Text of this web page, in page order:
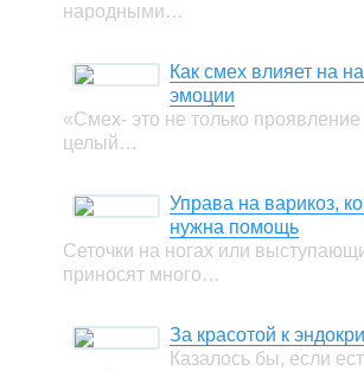
народными…
Как смех влияет на
эмоции
«Смех- это не только
целый…
Управа на варикоз,
нужна помощь
Сеточки на ногах или
приносят много…
За красотой к
Казалось бы, если